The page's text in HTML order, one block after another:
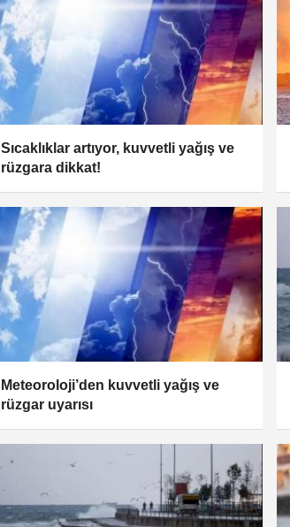
Sıcaklıklar artıyor, kuvvetli yağış ve
rüzgara dikkat!
Meteoroloji’den kuvvetli yağış ve
rüzgar uyarısı